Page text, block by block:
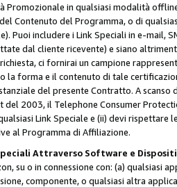
Promozionale in qualsiasi modalità
Contenuto del Programma, o di
Puoi includere i Link Speciali in e-mail,
dal cliente ricevente) e siano
ci fornirai un campione
la forma e il contenuto di tale
del presente Contratto. A
del 2003, il Telephone Consumer
Link Speciale e (ii) devi
al Programma di Affiliazione.
Attraverso Software e
su o in connessione con: (a)
componente, o qualsiasi altra